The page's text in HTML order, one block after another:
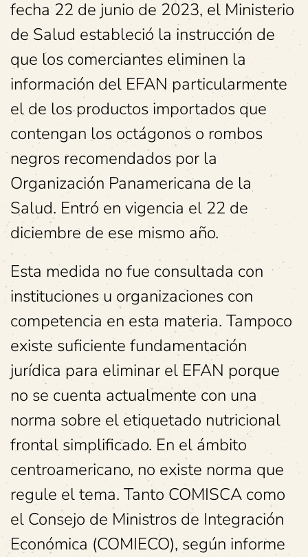
fecha 22 de junio de 2023, el Ministerio
de Salud estableció la instrucción de
que los comerciantes eliminen la
información del EFAN particularmente
el de los productos importados que
contengan los octágonos o rombos
negros recomendados por la
Organización Panamericana de la
Salud. Entró en vigencia el 22 de
diciembre de ese mismo año.
Esta medida no fue consultada con
instituciones u organizaciones con
competencia en esta materia. Tampoco
existe suficiente fundamentación
jurídica para eliminar el EFAN porque
no se cuenta actualmente con una
norma sobre el etiquetado nutricional
frontal simplificado. En el ámbito
centroamericano, no existe norma que
regule el tema. Tanto COMISCA como
el Consejo de Ministros de Integración
Económica (COMIECO), según informe